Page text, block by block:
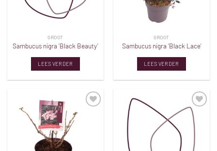
GROOT
Sambucus nigra ‘Black Beauty’
LEES VERDER
GROOT
Sambucus nigra ‘Black Lace’
LEES VERDER
Toevoegen
Toevoegen
aan
verlanglijst